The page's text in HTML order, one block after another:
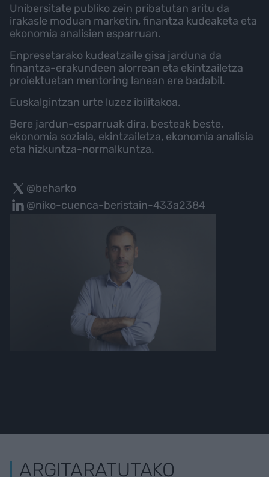
Unibersitate publiko zein pribatutan aritu da
irakasle moduan marketin, finantza kudeaketa eta
ekonomia analisien esparruan.
Enpresetarako kudeatzaile gisa jarduna da
finantza-erakundeen alorrean eta ekintzailetza
proiektuetan mentoring lanean ere badabil.
Euskalgintzan urte luzez ibilitakoa.
Bere jardun-esparruak dira, besteak beste,
ekonomia soziala, ekintzailetza, ekonomia analisia
eta hizkuntza-normalkuntza.
@beharko
@niko-cuenca-beristain-433a2384
ARGITARATUTAKO